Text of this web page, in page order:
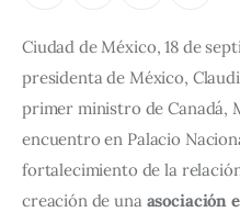
Ciudad de México, 18 de
presidenta de México,
primer ministro de Canadá,
encuentro en Palacio
fortalecimiento de la
creación de una asociación